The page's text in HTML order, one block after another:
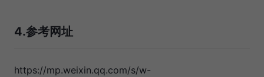
4.参考网址
https://mp.weixin.qq.com/s/w-